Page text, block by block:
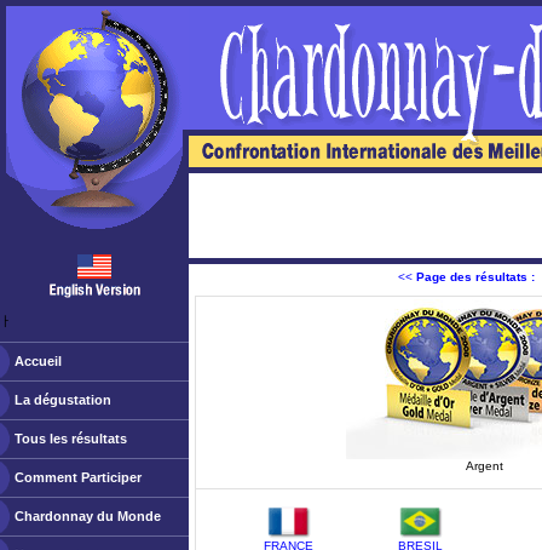
ￂﾠ
Accueil
La dégustation
Tous les résultats
Comment Participer
Chardonnay du Monde
<< Page des résultats :
Argent
FRANCE BRESIL